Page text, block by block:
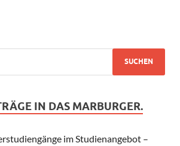
IN DAS MARBURGER.
im Studienangebot –